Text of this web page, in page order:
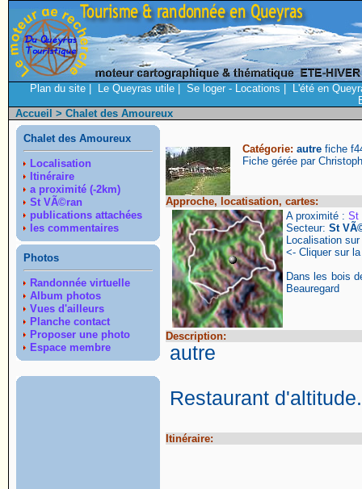
Plan du site Le Queyras utile Se loger - Locations
L'été en
Accueil > Chalet des Amoureux
Chalet des Amoureux
Localisation
Itinéraire
a proximité (-2km)
St VÃ©ran
publications attachées
les commentaires
Photos
Randonnée virtuelle
Album photos
Vues d'ailleurs
Planche contact
Proposer une photo
Espace membre
Catégorie: autre fiche
Fiche gérée par
Approche, locatisation, cartes:
A proximité : St
Secteur: St
Localisation sur
<- Cliquer sur
Dans les bois
Beauregard
Description:
autre
Restaurant d'altitude.
Itinéraire: